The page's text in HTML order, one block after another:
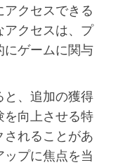
クセスできる
アクセスは、プ
にゲームに関与
と、追加の獲得
を向上させる特
されることがあ
ップに焦点を当